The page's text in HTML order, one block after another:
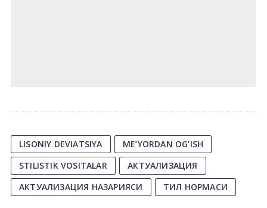
LISONIY DEVIATSIYA
ME’YORDAN OG‘ISH
STILISTIK VOSITALAR
АКТУАЛИЗАЦИЯ
АКТУАЛИЗАЦИЯ НАЗАРИЯСИ
ТИЛ НОРМАСИ